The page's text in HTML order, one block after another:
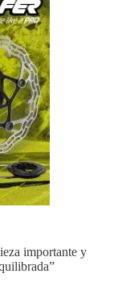
importante y